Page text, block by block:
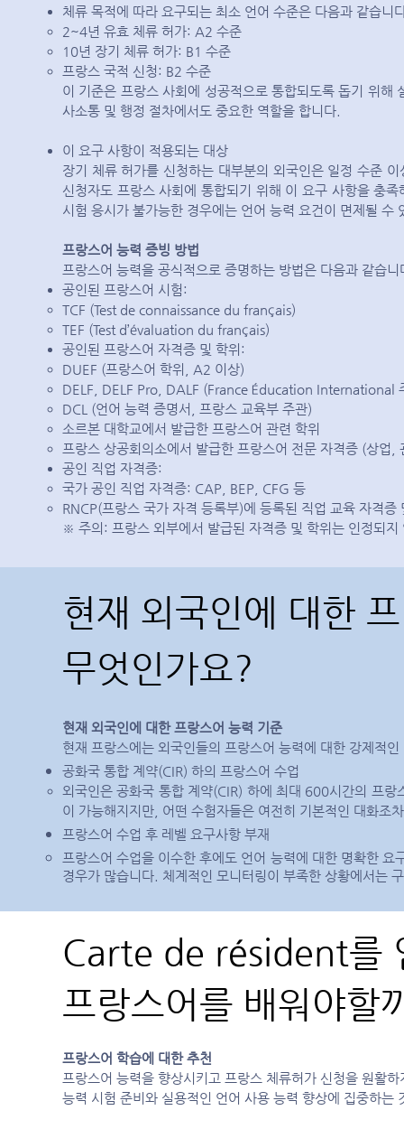
체류 목적에 따라 요구되는 최소 언어 수준은 다음과 같습니
2~4년 유효 체류 허가: A2 수준
10년 장기 체류 허가: B1 수준
프랑스 국적 신청: B2 수준
이 기준은 프랑스 사회에 성공적으로 통합되도록 돕기 위
사소통 및 행정 절차에서도 중요한 역할을 합니다.
이 요구 사항이 적용되는 대상
장기 체류 허가를 신청하는 대부분의 외국인은 일정 수준
신청자도 프랑스 사회에 통합되기 위해 이 요구 사항을 충
시험 응시가 불가능한 경우에는 언어 능력 요건이 면제될
프랑스어 능력 증빙 방법
프랑스어 능력을 공식적으로 증명하는 방법은 다음과 같습니
공인된 프랑스어 시험:
TCF (Test de connaissance du français)
TEF (Test d’évaluation du français)
공인된 프랑스어 자격증 및 학위:
DUEF (프랑스어 학위, A2 이상)
DELF, DELF Pro, DALF (France Éducation International
DCL (언어 능력 증명서, 프랑스 교육부 주관)
소르본 대학교에서 발급한 프랑스어 관련 학위
프랑스 상공회의소에서 발급한 프랑스어 전문 자격증 (상업
공인 직업 자격증:
국가 공인 직업 자격증: CAP, BEP, CFG 등
RNCP(프랑스 국가 자격 등록부)에 등록된 직업 교육 자격증
※ 주의: 프랑스 외부에서 발급된 자격증 및 학위는 인정되지
현재 외국인에 대한
무엇인가요?
현재 외국인에 대한 프랑스어 능력 기준
현재 프랑스에는 외국인들의 프랑스어 능력에 대한 강제적
공화국 통합 계약(CIR) 하의 프랑스어 수업
외국인은 공화국 통합 계약(CIR) 하에 최대 600시간의 프
이 가능해지지만, 어떤 수험자들은 여전히 기본적인 대화조
프랑스어 수업 후 레벨 요구사항 부재
프랑스어 수업을 이수한 후에도 언어 능력에 대한 명확한
경우가 많습니다. 체계적인 모니터링이 부족한 상황에서는
Carte de résident를
프랑스어를 배워야할
프랑스어 학습에 대한 추천
프랑스어 능력을 향상시키고 프랑스 체류허가 신청을 원활
능력 시험 준비와 실용적인 언어 사용 능력 향상에 집중하는